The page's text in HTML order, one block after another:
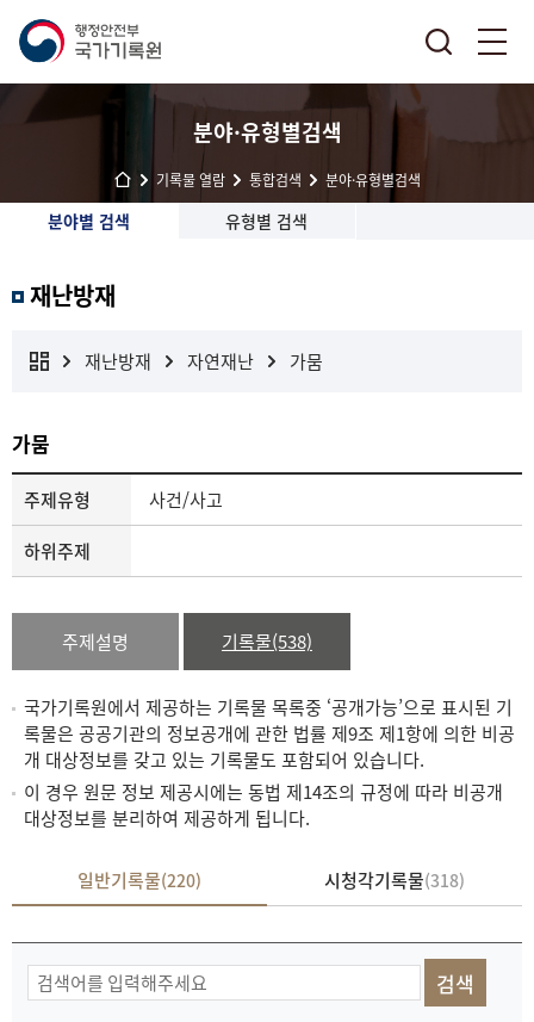
분야·유형별검색
기록물 열람 통합검색 분야·유형별검색
분야별 검색 유형별 검색
재난방재
재난방재 자연재난 가뭄
가뭄
주제유형
사건/사고
하위주제
주제설명 기록물(538)
국가기록원에서 제공하는 기록물 목록중 ‘공개가능’으로 표시된 기
록물은 공공기관의 정보공개에 관한 법률 제9조 제1항에 의한 비공
개 대상정보를 갖고 있는 기록물도 포함되어 있습니다.
이 경우 원문 정보 제공시에는 동법 제14조의 규정에 따라 비공개
대상정보를 분리하여 제공하게 됩니다.
일반기록물(220) 시청각기록물(318)
물